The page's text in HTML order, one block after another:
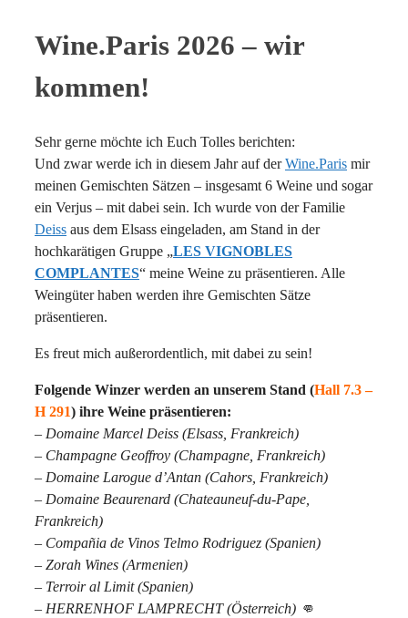
Wine.Paris 2026 – wir
kommen!
Sehr gerne möchte ich Euch Tolles berichten:
Und zwar werde ich in diesem Jahr auf derWine.Paris mir
meinen Gemischten Sätzen – insgesamt 6 Weine und sogar
ein Verjus – mit dabei sein. Ich wurde von der Familie
Deiss aus dem Elsass eingeladen, am Stand in der
hochkarätigen Gruppe „LES VIGNOBLES
COMPLANTES“ meine Weine zu präsentieren. Alle
Weingüter haben werden ihre Gemischten Sätze
präsentieren.
Es freut mich außerordentlich, mit dabei zu sein!
Folgende Winzer werden an unserem Stand (Hall 7.3 –
H 291) ihre Weine präsentieren:
– Domaine Marcel Deiss (Elsass, Frankreich)
– Champagne Geoffroy (Champagne, Frankreich)
– Domaine Larogue d’Antan (Cahors, Frankreich)
– Domaine Beaurenard (Chateauneuf-du-Pape,
Frankreich)
– Compañia de Vinos Telmo Rodriguez (Spanien)
– Zorah Wines (Armenien)
– Terroir al Limit (Spanien)
– HERRENHOF LAMPRECHT (Österreich) 👊